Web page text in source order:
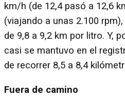
km/h (de 12,4 pasó a 12,6
(viajando a unas 2.100
de 9,8 a 9,2 km por litro. Y,
casi se mantuvo en el
de recorrer 8,5 a 8,4
Fuera de camino